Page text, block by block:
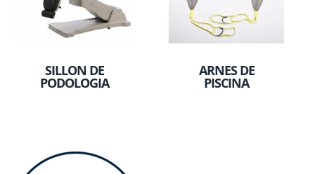
SILLON DE
PODOLOGIA
ARNES DE
PISCINA